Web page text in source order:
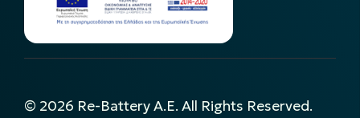
© 2026 Re-Battery A.E. All Rights Reserved.